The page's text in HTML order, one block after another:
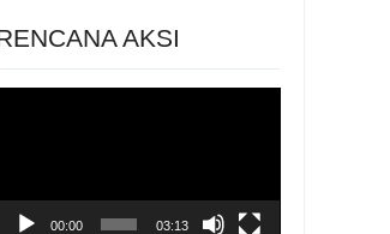
AKSI
00:00 03:13